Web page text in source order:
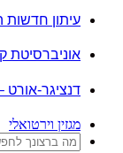
עיתון חדשות
אוניברסיטת
דנציגר-אורט
מגזין וירטואלי